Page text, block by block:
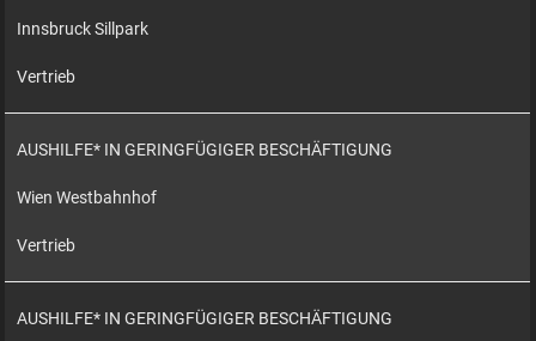
Innsbruck Sillpark
Vertrieb
AUSHILFE* IN GERINGFÜGIGER BESCHÄFTIGUNG
Wien Westbahnhof
Vertrieb
AUSHILFE* IN GERINGFÜGIGER BESCHÄFTIGUNG